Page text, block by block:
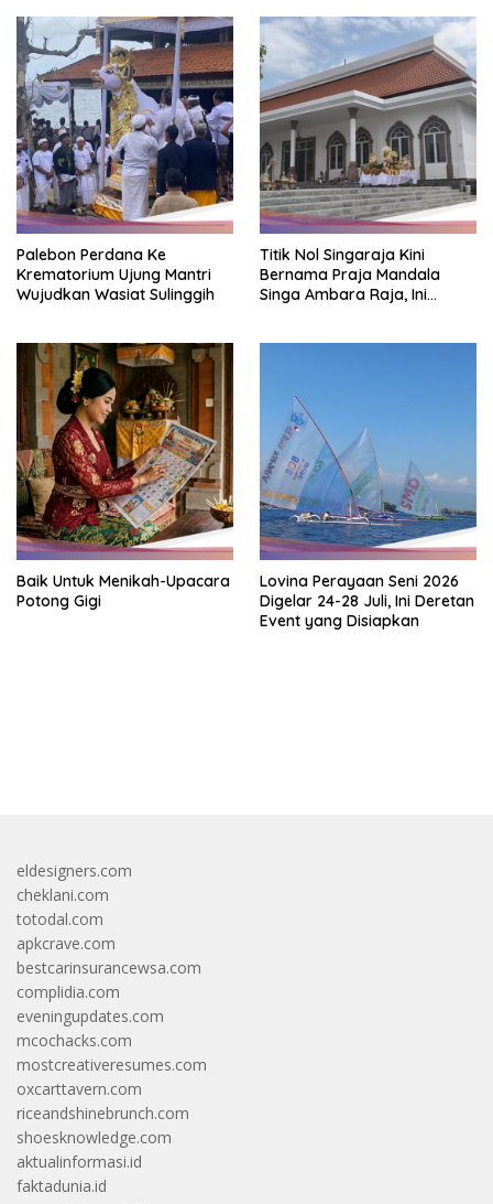
Palebon Perdana Ke
Krematorium Ujung Mantri
Wujudkan Wasiat Sulinggih
Titik Nol Singaraja Kini
Bernama Praja Mandala
Singa Ambara Raja, Ini
Baik Untuk Menikah-Upacara
Potong Gigi
Lovina Perayaan Seni 2026
Digelar 24-28 Juli, Ini Deretan
Event yang Disiapkan
eldesigners.com
cheklani.com
totodal.com
apkcrave.com
bestcarinsurancewsa.com
complidia.com
eveningupdates.com
mcochacks.com
mostcreativeresumes.com
oxcarttavern.com
riceandshinebrunch.com
shoesknowledge.com
aktualinformasi.id
faktadunia.id